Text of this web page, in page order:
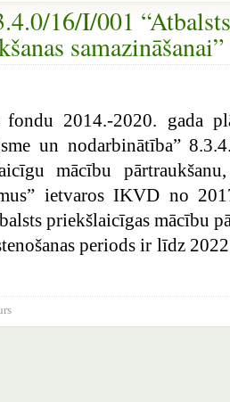
16/I/001
samazināšanai”
fondu 2014.-2020. gada
un nodarbinātība”
mācību
ietvaros IKVD no
priekšlaicīgas mācību
periods ir līdz